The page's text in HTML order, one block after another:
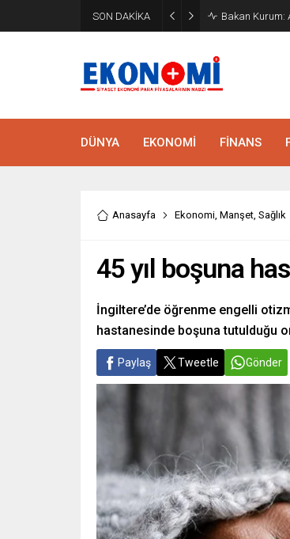
SON DAKİKA Bakan Kurum:
DÜNYA EKONOMİ FİNANS
Anasayfa Ekonomi, Manşet, Sağlık
45 yıl boşuna
İngiltere’de öğrenme engelli
hastanesinde boşuna tutulduğu
Paylaş Tweetle Gönder